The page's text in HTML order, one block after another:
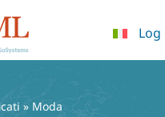
Log
» Moda